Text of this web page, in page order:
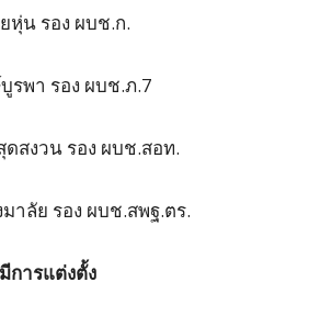
หุ่น รอง ผบช.ก.
รพา รอง ผบช.ภ.7
สงวน รอง ผบช.สอท.
าลัย รอง ผบช.สพฐ.ตร.
การแต่งตั้ง